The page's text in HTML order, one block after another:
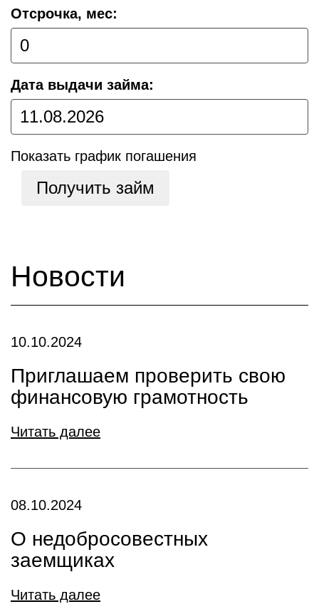
Отсрочка, мес:
Дата выдачи займа:
Показать график погашения
Получить займ
Новости
10.10.2024
Приглашаем проверить свою
финансовую грамотность
Читать далее
08.10.2024
О недобросовестных
заемщиках
Читать далее